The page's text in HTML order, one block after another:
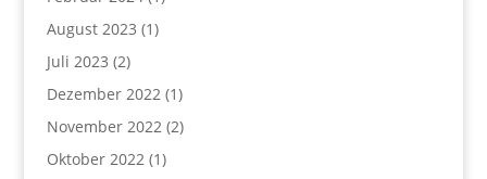
August 2023 (1)
Juli 2023 (2)
Dezember 2022(1)
November 2022(2)
Oktober 2022(1)